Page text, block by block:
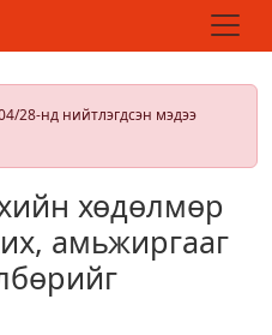
28-нд нийтлэгдсэн мэдээ
хөдөлмөр
амьжиргааг